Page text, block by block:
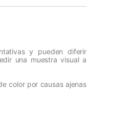
y pueden diferir
una muestra visual a
color por causas ajenas